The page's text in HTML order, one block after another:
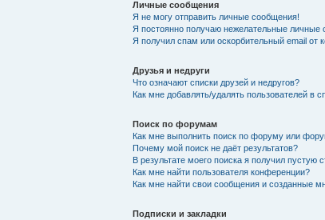
Личные сообщения
Я не могу отправить личные сообщения!
Я постоянно получаю нежелательные личные
Я получил спам или оскорбительный email от
Друзья и недруги
Что означают списки друзей и недругов?
Как мне добавлять/удалять пользователей в
Поиск по форумам
Как мне выполнить поиск по форуму или
Почему мой поиск не даёт результатов?
В результате моего поиска я получил пустую
Как мне найти пользователя конференции?
Как мне найти свои сообщения и созданные
Подписки и закладки